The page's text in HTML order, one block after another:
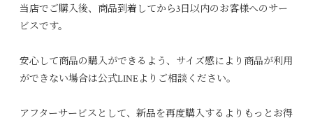
当店でご購入後、商品到着してから3日以内のお客様へのサー
ビスです。
安心して商品の購入ができるよう、サイズ感により商品が利用
ができない場合は公式LINEよりご相談ください。
アフターサービスとして、新品を再度購入するよりもっとお得